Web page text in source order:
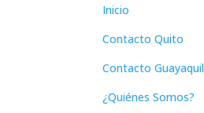
Inicio
Contacto Quito
Contacto Guayaquil
¿Quiénes Somos?